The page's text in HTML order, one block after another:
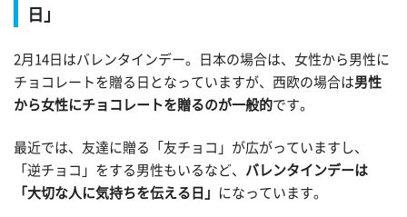
日」
2月14日はバレンタインデー。日本の場合は、女性から男性に
チョコレートを贈る日となっていますが、西欧の場合は男性
から女性にチョコレートを贈るのが一般的です。
最近では、友達に贈る「友チョコ」が広がっていますし、
「逆チョコ」をする男性もいるなど、 バレンタインデーは
「大切な人に気持ちを伝える日」
になっています。